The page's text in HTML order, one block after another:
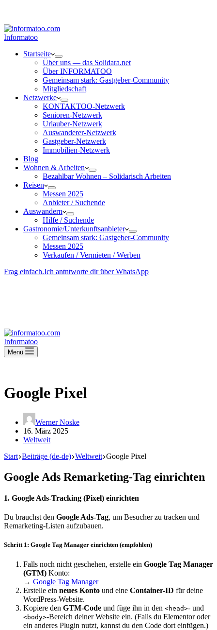
Informatoo
Start­seite
Über uns — das Solidara.net
Über INFORMATOO
Gemeinsam stark: Gastgeber-Community
Mitglied­schaft
Netzwerke
KONTAKTOO-Netzwerk
Senioren-Netzwerk
Urlauber-Netzwerk
Auswan­derer-Netzwerk
Gastgeber-Netzwerk
Immobilien-Netzwerk
Blog
Wohnen & Arbeiten
Bezahlbar Wohnen – Solida­risch Arbeiten
Reisen
Messen 2025
Anbieter / Suchende
Auswandern
Hilfe / Suchende
Gastronomie/Unterkunftsanbieter
Gemeinsam stark: Gastgeber-Community
Messen 2025
Verkaufen / Vermieten / Werben
Frag einfach.Ich antntworte dir über WhatsApp
Informatoo
Menü
Google Pixel
Werner Noske
16. März 2025
Weltweit
Start Beiträge (de-de) Weltweit Google Pixel
Google Ads Remar­keting-Tag einrichten
1. Google Ads-Tracking (Pixel) einrichten
Du brauchst den Google Ads-Tag, um Besucher zu tracken und
Remar­keting-Listen aufzu­bauen.
Schritt 1: Google Tag Manager einrichten (empfohlen)
Falls noch nicht geschehen, erstelle ein Google Tag Manager
(GTM) Konto:
→ Google Tag Manager
Erstelle ein neues Konto und eine Container-ID für deine
WordPress-Website.
Kopiere den GTM-Code und füge ihn in den <head>- und
<body>-Bereich deiner Website ein. (Falls du Elementor oder
ein anderes Plugin nutzt, kannst du den Code dort einfügen.)